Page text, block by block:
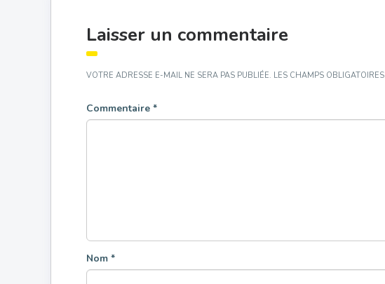
Laisser un commentaire
VOTRE ADRESSE E-MAIL NE SERA PAS PUBLIÉE. LES CHAMPS
Commentaire *
Nom *